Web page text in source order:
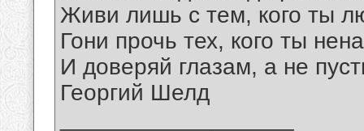
Живи лишь с тем, кого ты
Гони прочь тех, кого ты
И доверяй глазам, а не
Георгий Шелд